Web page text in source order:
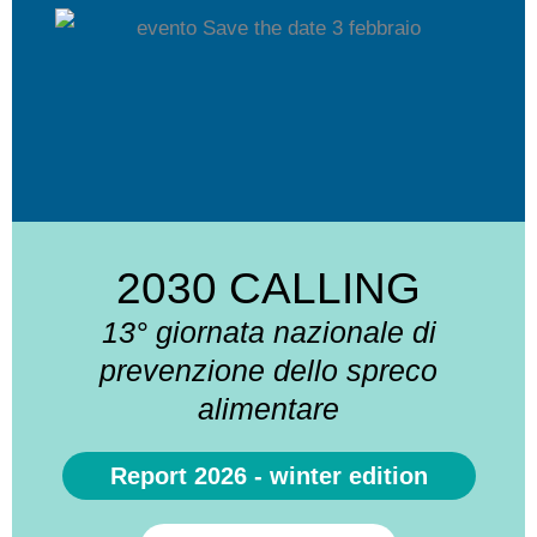
2030 CALLING
13° giornata nazionale di
prevenzione dello spreco
alimentare
Report 2026 - winter edition